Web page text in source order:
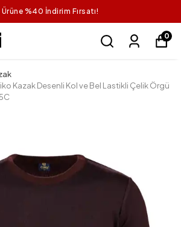
Ürüne %40 İndirim Fırsatı!
0
Kazak Desenli Kol ve Bel Lastikli Çelik Örgü